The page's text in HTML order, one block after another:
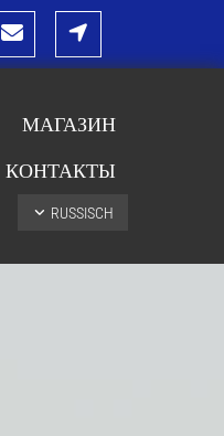
МАГАЗИН
КОНТАКТЫ
RUSSISCH